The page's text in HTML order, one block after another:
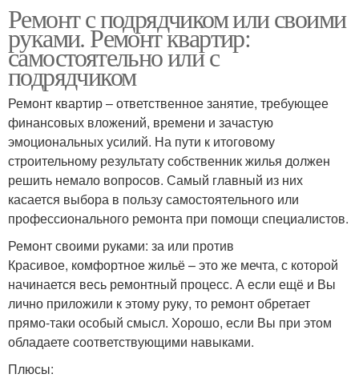
Ремонт с подрядчиком или своими
руками. Ремонт квартир:
самостоятельно или с
подрядчиком
Ремонт квартир – ответственное занятие, требующее
финансовых вложений, времени и зачастую
эмоциональных усилий. На пути к итоговому
строительному результату собственник жилья должен
решить немало вопросов. Самый главный из них
касается выбора в пользу самостоятельного или
профессионального ремонта при помощи специалистов.
Ремонт своими руками: за или против
Красивое, комфортное жильё – это же мечта, с которой
начинается весь ремонтный процесс. А если ещё и Вы
лично приложили к этому руку, то ремонт обретает
прямо-таки особый смысл. Хорошо, если Вы при этом
обладаете соответствующими навыками.
Плюсы: